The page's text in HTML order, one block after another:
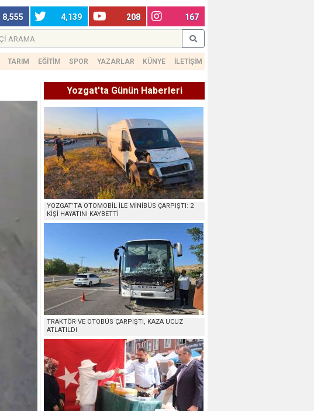
8,555 4,139 208 167
TARIM EĞİTİM SPOR YAZARLAR KÜNYE İLETİŞİM
Yozgat'ta Günün Haberleri
YOZGAT’TA OTOMOBİL İLE MİNİBÜS ÇARPIŞTI: 2
KİŞİ HAYATINI KAYBETTİ
TRAKTÖR VE OTOBÜS ÇARPIŞTI, KAZA UCUZ
ATLATILDI